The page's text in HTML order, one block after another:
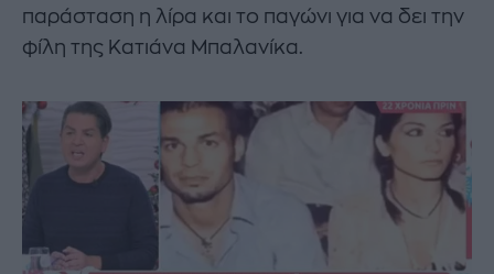
παράσταση η λίρα και το παγώνι για να δει την
φίλη της Κατιάνα Μπαλανίκα.